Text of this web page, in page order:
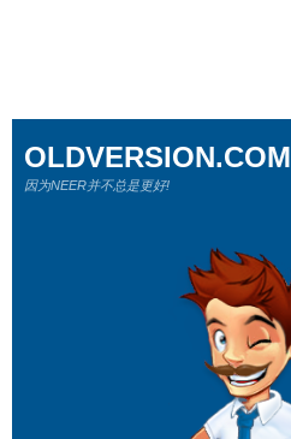
OLDVERSION.COM
因为NEER并不总是更好!